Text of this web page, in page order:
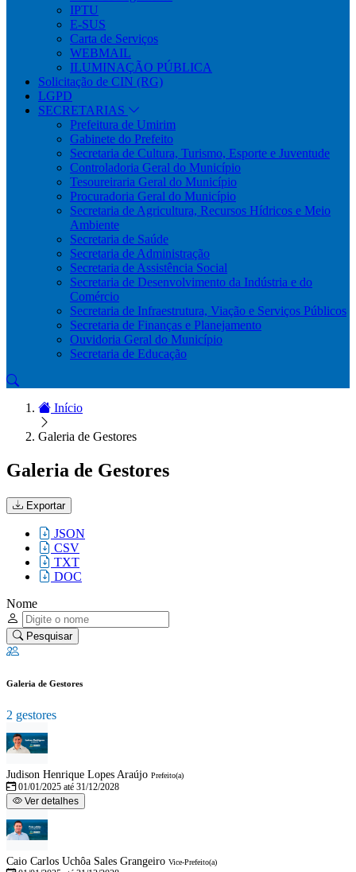
IPTU
E-SUS
Carta de Serviços
WEBMAIL
ILUMINAÇÃO PÚBLICA
Solicitação de CIN (RG)
LGPD
SECRETARIAS
Prefeitura de Umirim
Gabinete do Prefeito
Secretaria de Cultura, Turismo, Esporte e Juventude
Controladoria Geral do Município
Tesoureiraria Geral do Município
Procuradoria Geral do Município
Secretaria de Agricultura, Recursos Hídricos e Meio
Ambiente
Secretaria de Saúde
Secretaria de Administração
Secretaria de Assistência Social
Secretaria de Desenvolvimento da Indústria e do
Comércio
Secretaria de Infraestrutura, Viação e Serviços Públicos
Secretaria de Finanças e Planejamento
Ouvidoria Geral do Município
Secretaria de Educação
Início
Galeria de Gestores
Galeria de Gestores
Exportar
JSON
CSV
TXT
DOC
Nome
Pesquisar
Galeria de Gestores
2 gestores
Judison Henrique Lopes Araújo Prefeito(a)
01/01/2025 até 31/12/2028
Ver detalhes
Caio Carlos Uchôa Sales Grangeiro Vice-Prefeito(a)